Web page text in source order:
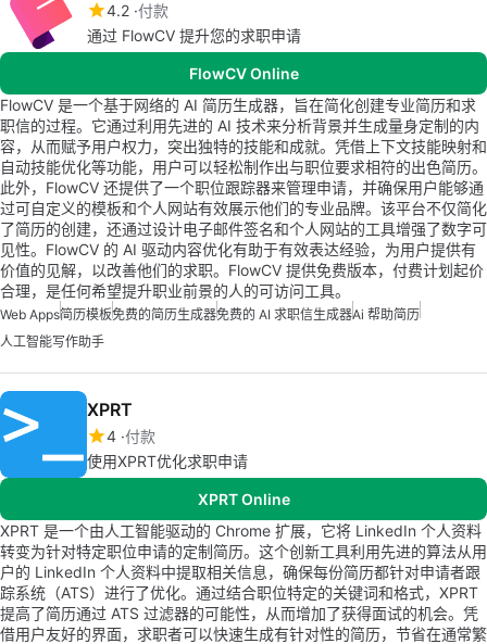
4.2 付款
通过 FlowCV 提升您的求职申请
FlowCV Online
FlowCV 是一个基于网络的 AI 简历生成器，旨在简化创建专业简历和求
职信的过程。它通过利用先进的 AI 技术来分析背景并生成量身定制的内
容，从而赋予用户权力，突出独特的技能和成就。凭借上下文技能映射和
自动技能优化等功能，用户可以轻松制作出与职位要求相符的出色简历。
此外，FlowCV 还提供了一个职位跟踪器来管理申请，并确保用户能够通
过可自定义的模板和个人网站有效展示他们的专业品牌。该平台不仅简化
了简历的创建，还通过设计电子邮件签名和个人网站的工具增强了数字可
见性。FlowCV 的 AI 驱动内容优化有助于有效表达经验，为用户提供有
价值的见解，以改善他们的求职。FlowCV 提供免费版本，付费计划起价
合理，是任何希望提升职业前景的人的可访问工具。
Web Apps简历模板免费的简历生成器免费的 AI 求职信生成器Ai 帮助简历
人工智能写作助手
XPRT
4 付款
使用XPRT优化求职申请
XPRT Online
XPRT 是一个由人工智能驱动的 Chrome 扩展，它将 LinkedIn 个人资料
转变为针对特定职位申请的定制简历。这个创新工具利用先进的算法从用
户的 LinkedIn 个人资料中提取相关信息，确保每份简历都针对申请者跟
踪系统（ATS）进行了优化。通过结合职位特定的关键词和格式，XPRT
提高了简历通过 ATS 过滤器的可能性，从而增加了获得面试的机会。凭
借用户友好的界面，求职者可以快速生成有针对性的简历，节省在通常繁